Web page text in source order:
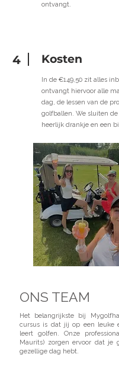
ontvangt.
4 Kosten
In de €149,50 zit alles
ontvangt hiervoor alle
dag, de lessen van de
golfballen. We sluiten
heerlijk drankje en een
ONS TEAM
Het belangrijkste bij
cursus is dat jij op een leuke
leert golfen. Onze
Maurits) zorgen ervoor dat je
gezellige dag hebt.